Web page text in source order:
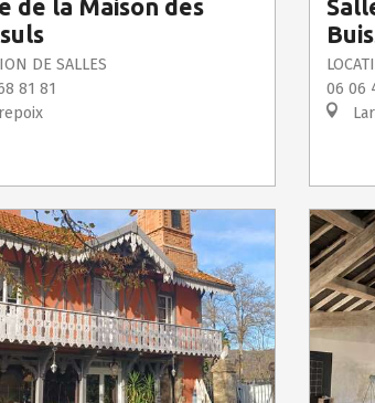
de la Maison des
DE SALLES
81 81
06 06